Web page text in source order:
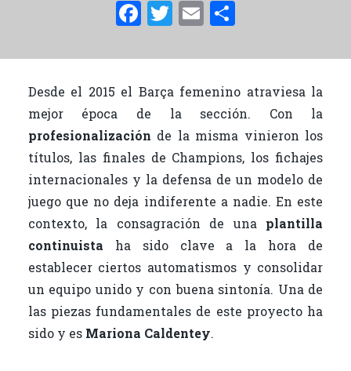
F
c
e
b
o
o
k
T
it
te
r
E
ai
l
m
p
ar
ti
r
Desde el 2015 el Barça femenino atraviesa la
mejor época de la sección. Con la
profesionalización de la misma vinieron los
títulos, las finales de Champions, los fichajes
internacionales y la defensa de un modelo de
juego que no deja indiferente a nadie. En este
contexto, la consagración de una plantilla
continuista ha sido clave a la hora de
establecer ciertos automatismos y consolidar
un equipo unido y con buena sintonía. Una de
las piezas fundamentales de este proyecto ha
sido y es Mariona Caldentey.